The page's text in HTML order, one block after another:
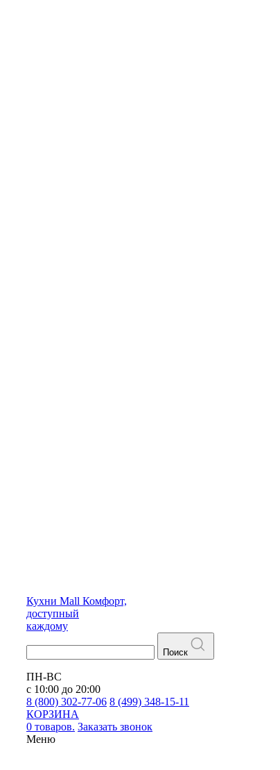
Кухни Mall Комфорт,
доступный
каждому
Поиск
ПН-ВС
с 10:00 до 20:00
8 (800) 302-77-06 8 (499) 348-15-11
КОРЗИНА
0 товаров. Заказать звонок
Меню